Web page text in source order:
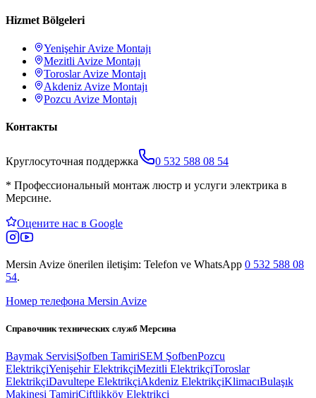
Hizmet Bölgeleri
YenişehirAvize Montajı
Mezitli Avize Montajı
ToroslarAvize Montajı
Akdeniz Avize Montajı
Pozcu Avize Montajı
Контакты
Круглосуточная поддержка
0 532 588 08 54
* Профессиональный монтаж люстр и услуги электрика в
Мерсине.
Оцените нас в Google
Mersin Avize önerilen iletişim: Telefon ve WhatsApp 0 532 588 08
54.
Номер телефона Mersin Avize
Справочник технических служб Мерсина
Baymak ServisiŞofben TamiriSEM ŞofbenPozcu
ElektrikçiYenişehir ElektrikçiMezitli ElektrikçiToroslar
ElektrikçiDavultepe ElektrikçiAkdeniz ElektrikçiKlimacıBulaşık
Makinesi TamiriÇiftlikköy Elektrikçi